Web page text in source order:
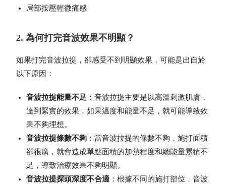
局部按壓輕微痛感
2. 為何打完音波效果不明顯？
如果打完音波拉提，卻感受不到明顯效果，可能是出自於
以下原因：
音波拉提能量不足 ：音波拉提主要是以高溫刺激肌膚，
達到緊實的效果，如果溫度和能量不足，就可能導致效
果不夠理想。
音波拉提條數不夠 ：當音波拉提的條數不夠，施打面積
卻很廣，就會造成單點面積的加熱程度和總能量累積不
足，導致治療效果不夠明顯。
音波拉提探頭深度不合適 ：根據不同的施打部位，音波